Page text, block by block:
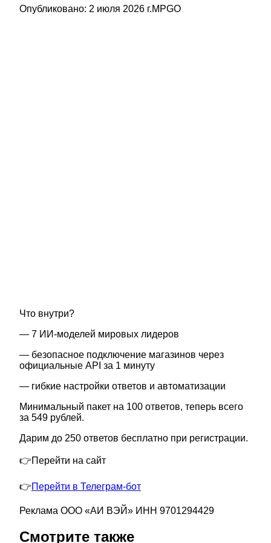
Опубликовано: 2 июля 2026 г.MPGO
Что внутри?
— 7 ИИ-моделей мировых лидеров
— безопасное подключение магазинов через
официальные API за 1 минуту
— гибкие настройки ответов и автоматизации
Минимальный пакет на 100 ответов, теперь всего
за 549 рублей.
Дарим до 250 ответов бесплатно при регистрации.
👉Перейти на сайт
👉Перейти в Телеграм-бот
Реклама ООО «АИ ВЭЙ» ИНН 9701294429
Смотрите также